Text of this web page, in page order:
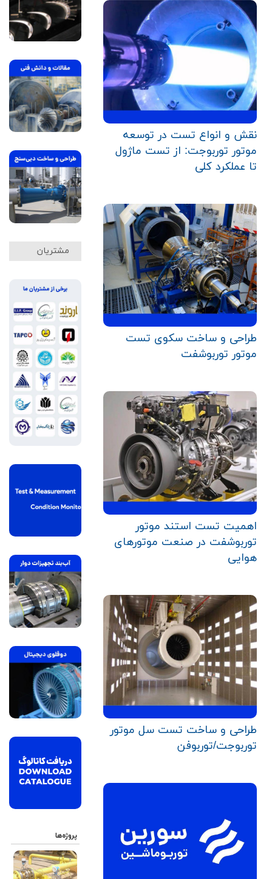
نقش و انواع تست در توسعه
موتور توربوجت: از تست ماژول
تا عملکرد کلی
طراحی و ساخت سکوی تست
موتور توربوشفت
اهمیت تست استند موتور
توربوشفت در صنعت موتورهای
هوایی
طراحی و ساخت تست سل موتور
توربوجت/توربوفن
مشتریان
پروژه‌ها